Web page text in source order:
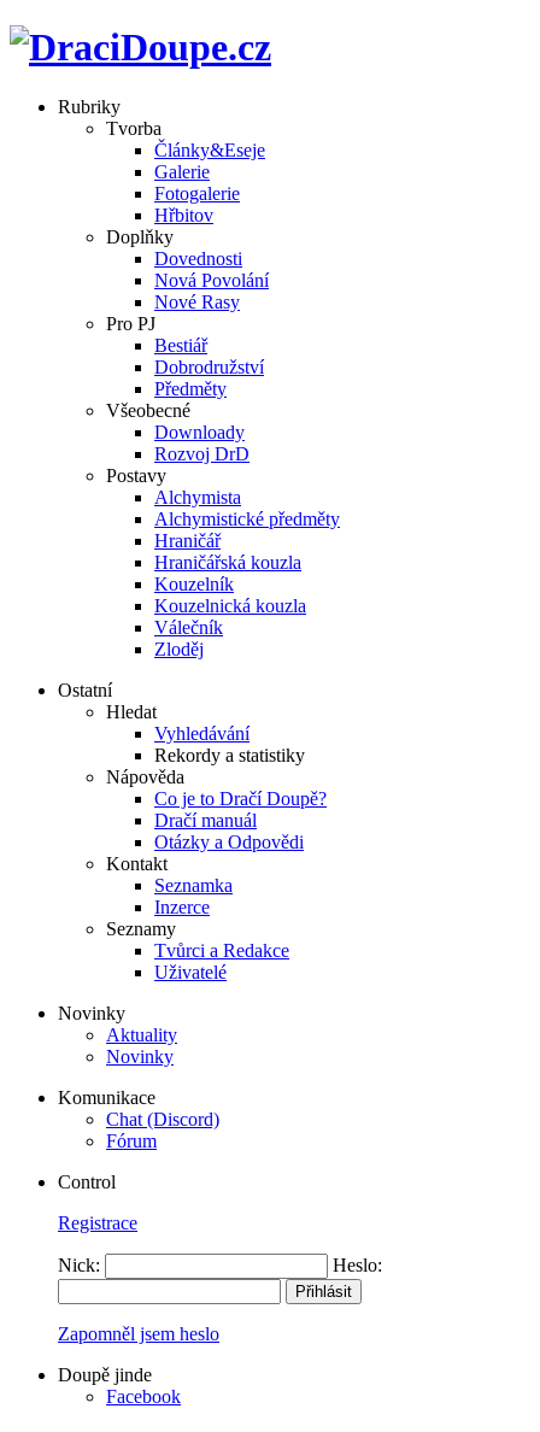
Rubriky
Tvorba
Články&Eseje
Galerie
Fotogalerie
Hřbitov
Doplňky
Dovednosti
Nová Povolání
Nové Rasy
Pro PJ
Bestiář
Dobrodružství
Předměty
Všeobecné
Downloady
Rozvoj DrD
Postavy
Alchymista
Alchymistické předměty
Hraničář
Hraničářská kouzla
Kouzelník
Kouzelnická kouzla
Válečník
Zloděj
Ostatní
Hledat
Vyhledávání
Rekordy a statistiky
Nápověda
Co je to Dračí Doupě?
Dračí manuál
Otázky a Odpovědi
Kontakt
Seznamka
Inzerce
Seznamy
Tvůrci a Redakce
Uživatelé
Novinky
Aktuality
Novinky
Komunikace
Chat (Discord)
Fórum
Control
Registrace
Nick: Heslo:
Zapomněl jsem heslo
Doupě jinde
Facebook